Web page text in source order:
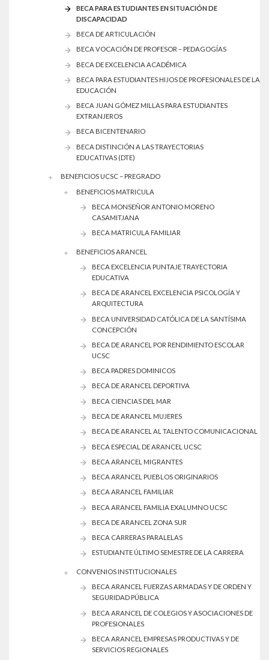
BECA PARA ESTUDIANTES EN SITUACIÓN DE
DISCAPACIDAD
BECA DE ARTICULACIÓN
BECA VOCACIÓN DE PROFESOR – PEDAGOGÍAS
BECA DE EXCELENCIA ACADÉMICA
BECA PARA ESTUDIANTES HIJOS DE PROFESIONALES DE LA
EDUCACIÓN
BECA JUAN GÓMEZ MILLAS PARA ESTUDIANTES
EXTRANJEROS
BECA BICENTENARIO
BECA DISTINCIÓN A LAS TRAYECTORIAS
EDUCATIVAS (DTE)
BENEFICIOS UCSC – PREGRADO
BENEFICIOS MATRICULA
BECA MONSEÑOR ANTONIO MORENO
CASAMITJANA
BECA MATRICULA FAMILIAR
BENEFICIOS ARANCEL
BECA EXCELENCIA PUNTAJE TRAYECTORIA
EDUCATIVA
BECA DE ARANCEL EXCELENCIA PSICOLOGÍA Y
ARQUITECTURA
BECA UNIVERSIDAD CATÓLICA DE LA SANTÍSIMA
CONCEPCIÓN
BECA DE ARANCEL POR RENDIMIENTO ESCOLAR
UCSC
BECA PADRES DOMINICOS
BECA DE ARANCEL DEPORTIVA
BECA CIENCIAS DEL MAR
BECA DE ARANCEL MUJERES
BECA DE ARANCEL AL TALENTO COMUNICACIONAL
BECA ESPECIAL DE ARANCEL UCSC
BECA ARANCEL MIGRANTES
BECA ARANCEL PUEBLOS ORIGINARIOS
BECA ARANCEL FAMILIAR
BECA ARANCEL FAMILIA EXALUMNO UCSC
BECA DE ARANCEL ZONA SUR
BECA CARRERAS PARALELAS
ESTUDIANTE ÚLTIMO SEMESTRE DE LA CARRERA
CONVENIOS INSTITUCIONALES
BECA ARANCEL FUERZAS ARMADAS Y DE ORDEN Y
SEGURIDAD PÚBLICA
BECA ARANCEL DE COLEGIOS Y ASOCIACIONES DE
PROFESIONALES
BECA ARANCEL EMPRESAS PRODUCTIVAS Y DE
SERVICIOS REGIONALES